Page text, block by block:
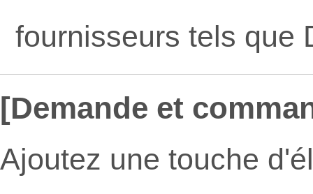
fournisseurs tels que
[Demande et
Ajoutez une touche